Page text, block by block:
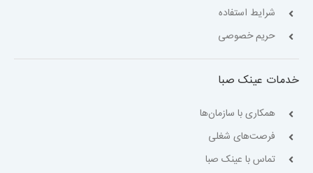
شرایط استفاده
حریم خصوصی
خدمات عینک صبا
همکاری با سازمان‌ها
فرصت‌های شغلی
تماس با عینک صبا